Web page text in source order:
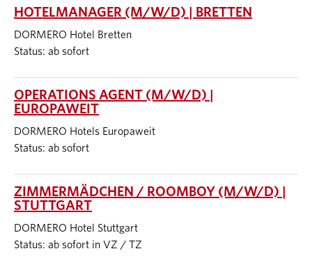
HOTELMANAGER (M/W/D) | BRETTEN
DORMERO Hotel Bretten
Status: ab sofort
OPERATIONS AGENT (M/W/D) |
EUROPAWEIT
DORMERO Hotels Europaweit
Status: ab sofort
ZIMMERMÄDCHEN / ROOMBOY (M/W/D) |
STUTTGART
DORMERO Hotel Stuttgart
Status: ab sofort in VZ / TZ